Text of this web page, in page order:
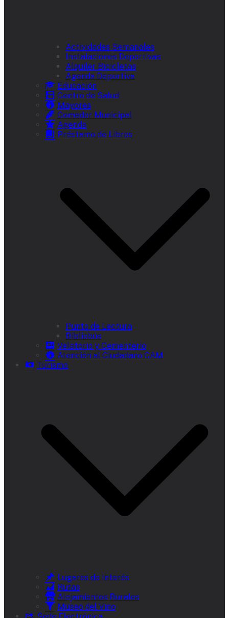
Actividades Semanales
Instalaciones Deportivas
Alquiler Bicicletas
Agenda Deportiva
Educación
Centro de Salud
Mayores
Comedor Municipal
Agenda
Préstamo de Libros
Punto de Lectura
Bibliobús
Velatorio y Cementerio
Atención al Ciudadano CAM
Turismo
Lugares de Interés
Rutas
Alojamientos Rurales
Museo del Vino